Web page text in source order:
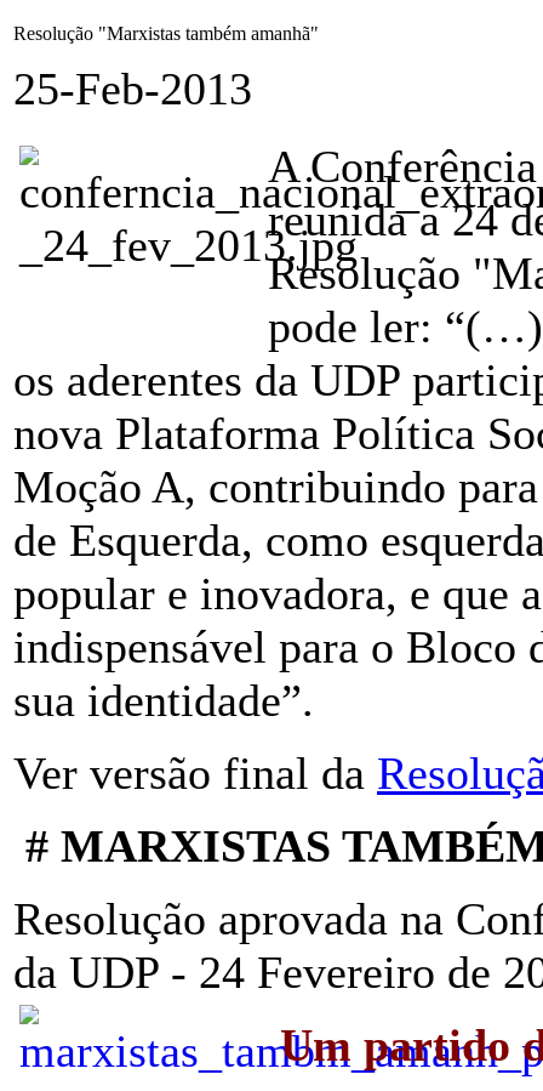
Resolução "Marxistas também amanhã"
25-Feb-2013
A
reunida a 24
Resolução
pode ler:
os aderentes da UDP
nova Plataforma Política
Moção A, contribuindo
de Esquerda, como
popular e inovadora, e que
indispensável para o Bloco
sua identidade”.
Ver versão final da
# MARXISTAS
Resolução aprovada na
da UDP - 24 Fevereiro de
Um partido